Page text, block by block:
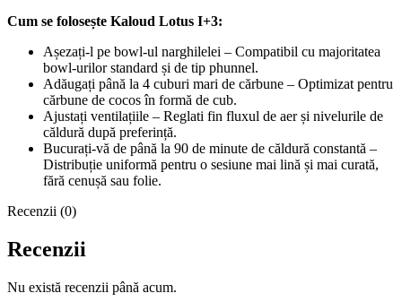
Cum se folosește Kaloud Lotus I+3:
Așezați-l pe bowl-ul narghilelei – Compatibil cu majoritatea
bowl-urilor standard și de tip phunnel.
Adăugați până la 4 cuburi mari de cărbune – Optimizat pentru
cărbune de cocos în formă de cub.
Ajustați ventilațiile – Reglati fin fluxul de aer și nivelurile de
căldură după preferință.
Bucurați-vă de până la 90 de minute de căldură constantă –
Distribuție uniformă pentru o sesiune mai lină și mai curată,
fără cenușă sau folie.
Recenzii (0)
Recenzii
Nu există recenzii până acum.